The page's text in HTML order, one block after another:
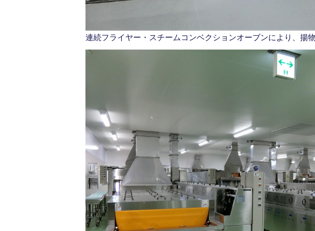
連続フライヤー・スチームコンベクションオーブンにより、揚